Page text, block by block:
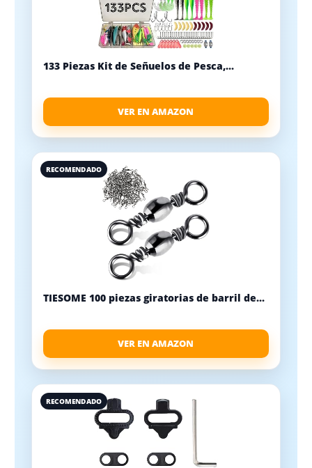
133 Piezas Kit de Señuelos de Pesca,...
VER EN AMAZON
RECOMENDADO
TIESOME 100 piezas giratorias de barril de...
VER EN AMAZON
RECOMENDADO